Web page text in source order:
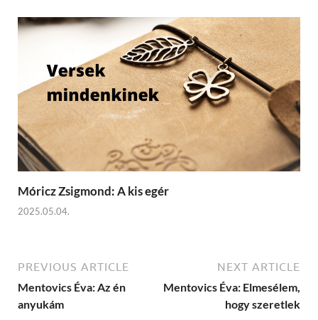
Móricz Zsigmond: A kis egér
2025.05.04.
PREVIOUS ARTICLE
Mentovics Éva: Az én
anyukám
NEXT ARTICLE
Mentovics Éva: Elmesélem,
hogy szeretlek